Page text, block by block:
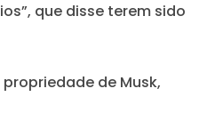
que disse terem sido
de Musk,